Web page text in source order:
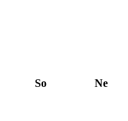
So Ne